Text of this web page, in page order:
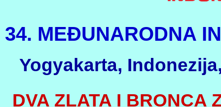
34. MEĐUNARODNA
Yogyakarta,
DVA ZLATA I BRONCA